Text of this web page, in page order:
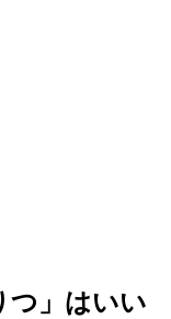
つ」はいい